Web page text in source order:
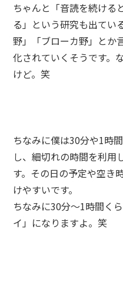
ちゃんと「音読を続ける
る」という研究も出てい
野」「ブローカ野」とか
化されていくそうです。
けど。笑
ちなみに僕は30分や1時
し、細切れの時間を利用
す。その日の予定や空き
けやすいです。
ちなみに30分～1時間く
イ」になりますよ。笑